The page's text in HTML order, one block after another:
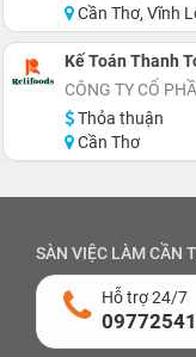
Cần Thơ, Vĩnh
Kế Toán Thanh
CÔNG TY CỔ
Thỏa thuận
Cần Thơ
SÀN VIỆC LÀM CẦN
Hỗ trợ 24/7